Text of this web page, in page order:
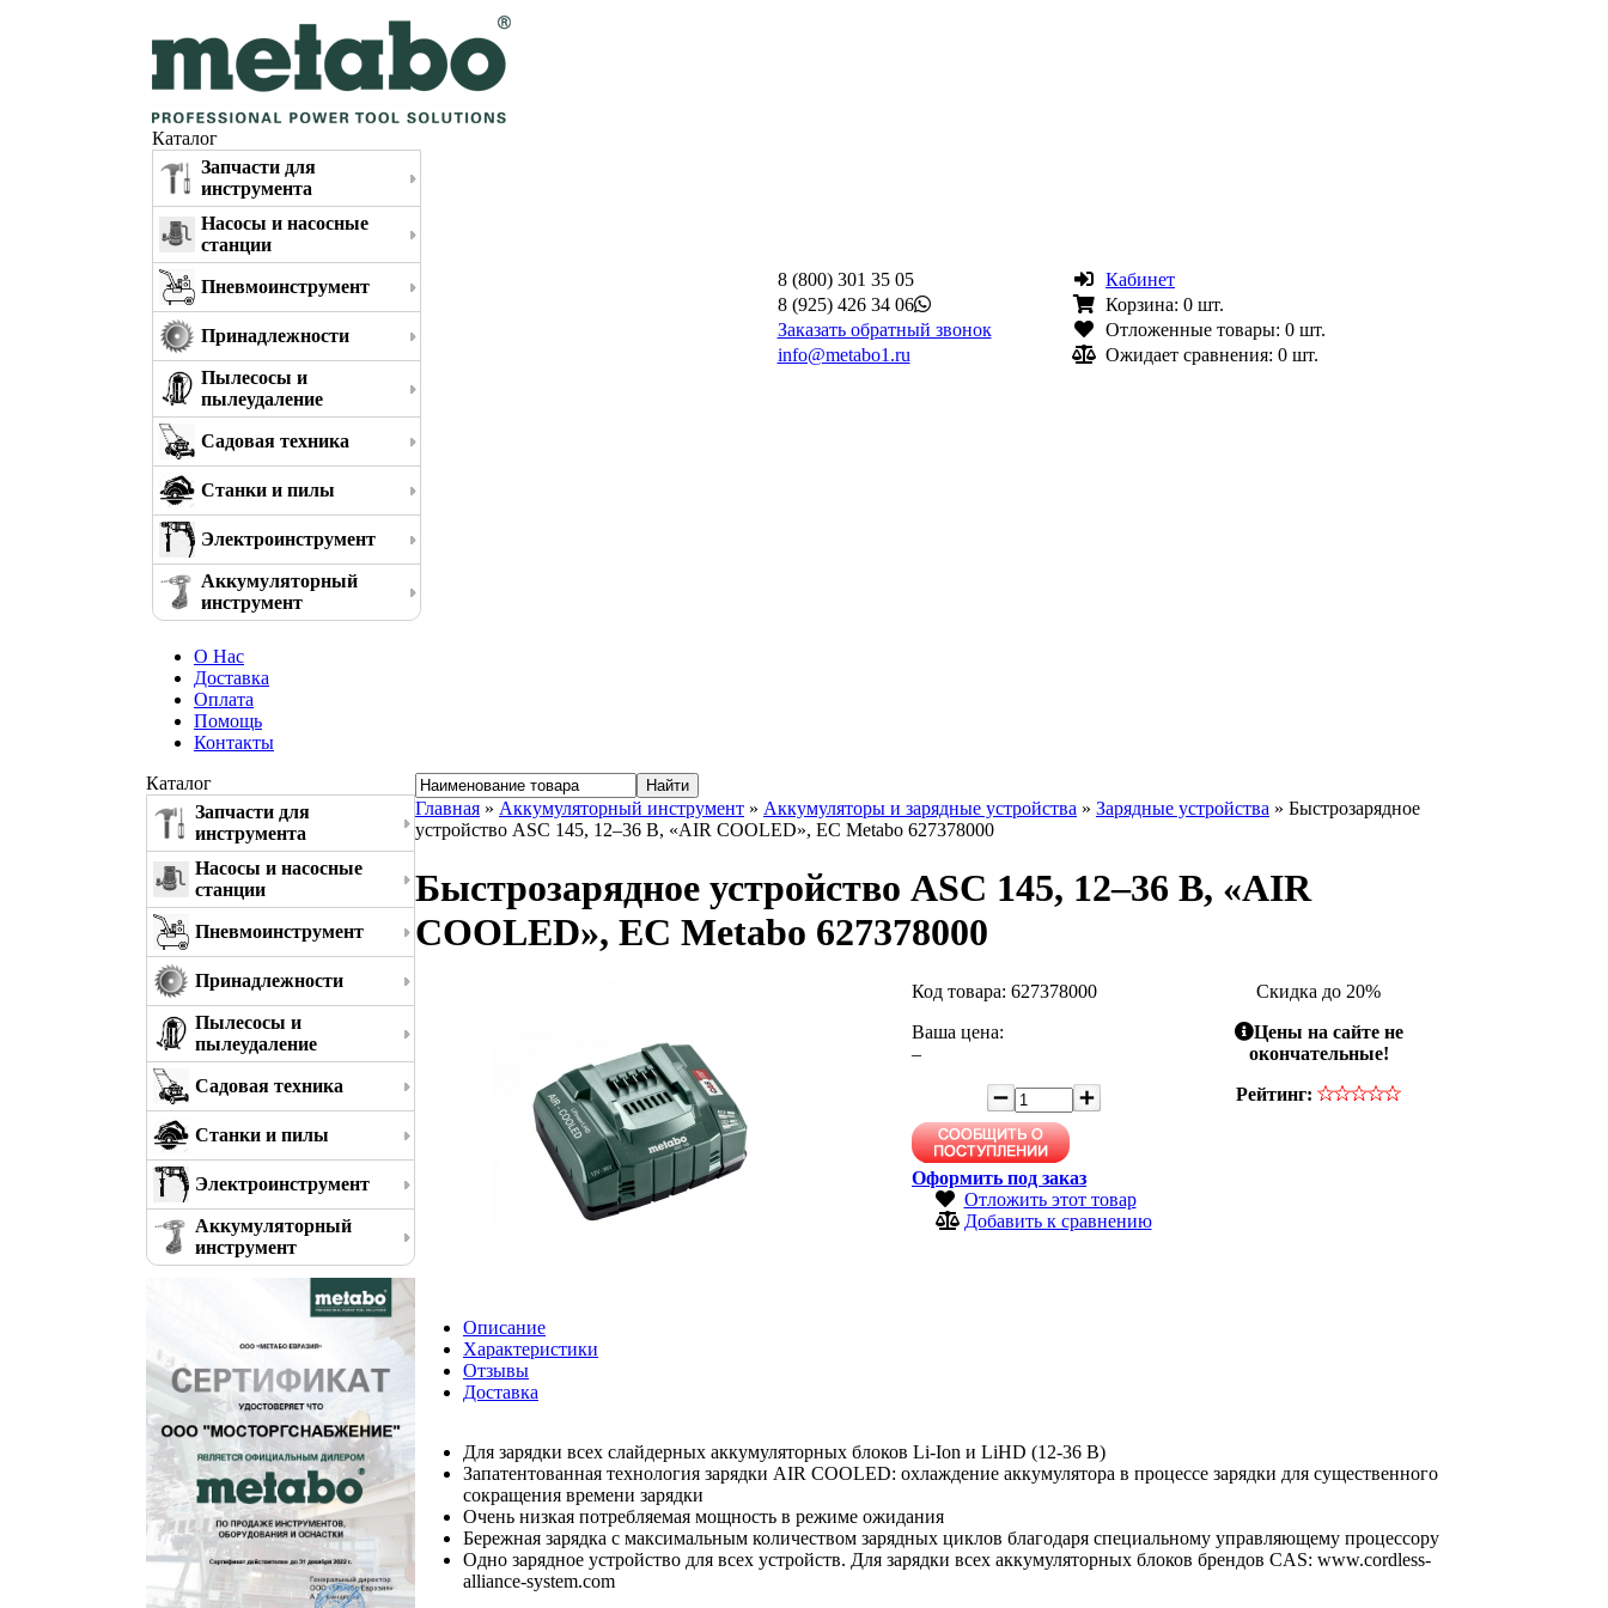
Каталог
Запчасти для
инструмента
Насосы и насосные
станции
Пневмоинструмент
Принадлежности
Пылесосы и
пылеудаление
Садовая техника
Станки и пилы
Электроинструмент
Аккумуляторный
инструмент
8 (800) 301 35 05
8 (925) 426 34 06
Заказать обратный звонок
info@metabo1.ru
Кабинет
Корзина: 0 шт.
Отложенные товары: 0 шт.
Ожидает сравнения: 0 шт.
О Нас
Доставка
Оплата
Помощь
Контакты
Каталог
Запчасти для
инструмента
Насосы и насосные
станции
Пневмоинструмент
Принадлежности
Пылесосы и
пылеудаление
Садовая техника
Станки и пилы
Электроинструмент
Аккумуляторный
инструмент
Главная » Аккумуляторный инструмент » Аккумуляторы и зарядные устройства » Зарядные устройства » Быстрозарядное
устройство ASC 145, 12–36 В, «AIR COOLED», ЕС Metabo 627378000
Быстрозарядное устройство ASC 145, 12–36 В, «AIR
COOLED», ЕС Metabo 627378000
Код товара: 627378000
Ваша цена:
–
Оформить под заказ
Отложить этот товар
Добавить к сравнению
Скидка до 20%
Цены на сайте не
окончательные!
Рейтинг:
Описание
Характеристики
Отзывы
Доставка
Для зарядки всех слайдерных аккумуляторных блоков Li-Ion и LiHD (12-36 В)
Запатентованная технология зарядки AIR COOLED: охлаждение аккумулятора в процессе зарядки для существенного
сокращения времени зарядки
Очень низкая потребляемая мощность в режиме ожидания
Бережная зарядка с максимальным количеством зарядных циклов благодаря специальному управляющему процессору
Одно зарядное устройство для всех устройств. Для зарядки всех аккумуляторных блоков брендов CAS: www.cordless-
alliance-system.com